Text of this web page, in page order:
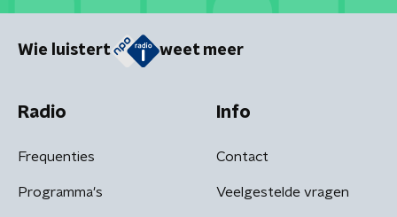
Wie luistert weet meer
Radio
Frequenties
Programma's
Info
Contact
Veelgestelde vragen